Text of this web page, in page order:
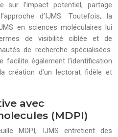
sur l’impact potentiel, partage
d’IJMS. Toutefois, la
en sciences moléculaires lui
de visibilité ciblée et de
de recherche spécialisées.
facilite également l’identification
création d’un lectorat fidèle et
avec
(MDPI)
MDPI, IJMS entretient des